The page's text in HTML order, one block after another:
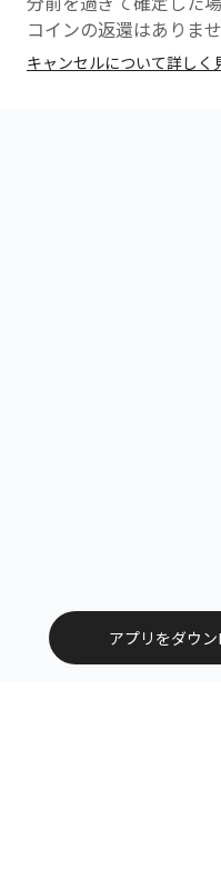
コインの返還はありま
キャンセルについて詳しく
アプリをダウ